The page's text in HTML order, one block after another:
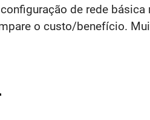
de rede
o custo/benefício.